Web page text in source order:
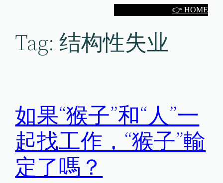
👉 HOME
Tag:结构性失业
如果“猴子”和“人”一
起找工作，“猴子”輸
定了嗎？